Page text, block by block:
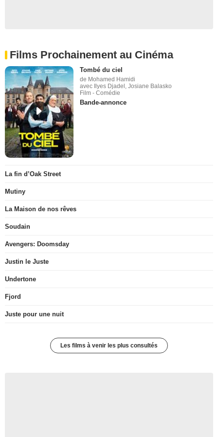
Films Prochainement au Cinéma
Tombé du ciel
de Mohamed Hamidi
avec Ilyes Djadel, Josiane Balasko
Film - Comédie
Bande-annonce
La fin d’Oak Street
Mutiny
La Maison de nos rêves
Soudain
Avengers: Doomsday
Justin le Juste
Undertone
Fjord
Juste pour une nuit
Les films à venir les plus consultés